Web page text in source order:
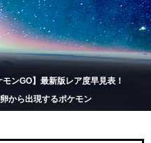
モンGO】最新版レア度早見表！
卵から出現するポケモン